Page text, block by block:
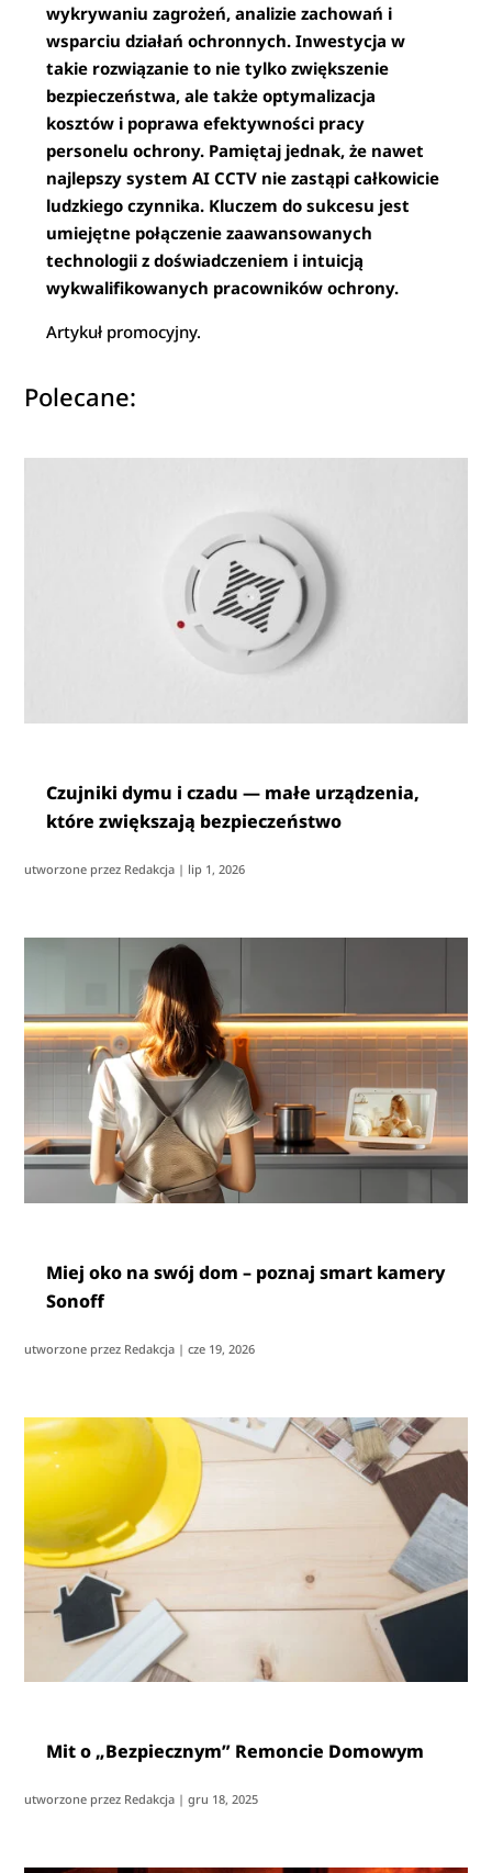
wykrywaniu zagrożeń, analizie zachowań i
wsparciu działań ochronnych. Inwestycja w
takie rozwiązanie to nie tylko zwiększenie
bezpieczeństwa, ale także optymalizacja
kosztów i poprawa efektywności pracy
personelu ochrony. Pamiętaj jednak, że nawet
najlepszy system AI CCTV nie zastąpi całkowicie
ludzkiego czynnika. Kluczem do sukcesu jest
umiejętne połączenie zaawansowanych
technologii z doświadczeniem i intuicją
wykwalifikowanych pracowników ochrony.
Artykuł promocyjny.
Polecane:
Czujniki dymu i czadu — małe urządzenia,
które zwiększają bezpieczeństwo
utworzone przez Redakcja | lip 1, 2026
Miej oko na swój dom – poznaj smart kamery
Sonoff
utworzone przez Redakcja |cze 19, 2026
Mit o „Bezpiecznym” Remoncie Domowym
utworzone przez Redakcja |gru 18, 2025